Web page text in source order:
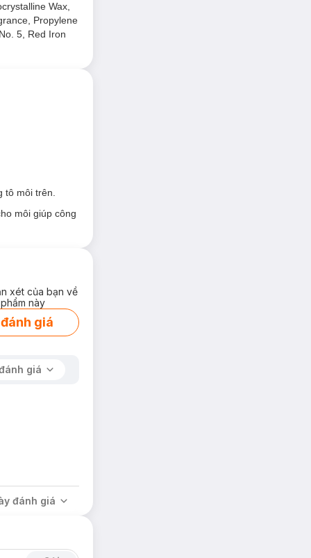
Wax,
Propylene
5, Red Iron
môi trên.
môi giúp công
xét của bạn về
này
giá
giá
đánh giá